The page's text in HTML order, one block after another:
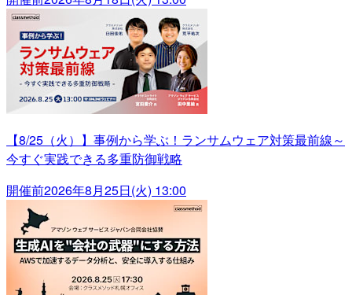
【8/25（火）】事例から学ぶ！ランサムウェア対策最前線～
今すぐ実践できる多重防御戦略
開催前2026年8月25日(火) 13:00